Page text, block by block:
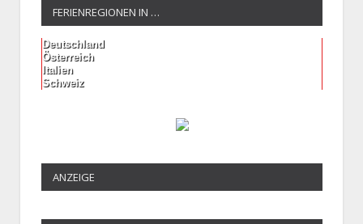
FERIENREGIONEN IN …
Deutschland
Österreich
Italien
Schweiz
ANZEIGE